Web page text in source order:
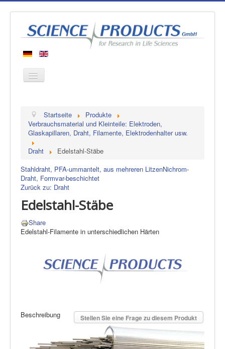
Produkte
Hersteller
Über uns
Kontakt
Startseite
Produkte
Verbrauchsmaterial und Kleinteile: Elektroden,
Glaskapillaren, Draht, Filamente, Elektrodenhalter usw.
Draht
Edelstahl-Stäbe
Stahldraht, PFA-ummantelt, aus mehreren LitzenNichrom-
Draht, Formvar-beschichtet
Zurück zu: Draht
Edelstahl-Stäbe
Share
Edelstahl-Filamente in unterschiedlichen Härten
Stellen Sie eine Frage zu diesem Produkt
Beschreibung